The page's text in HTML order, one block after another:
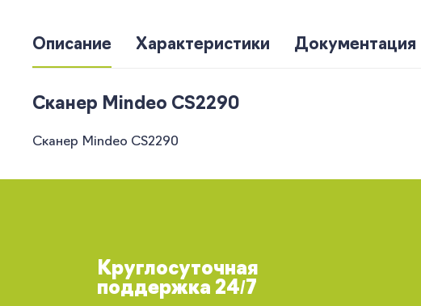
Описание Характеристики Документация
Сканер Mindeo CS2290
Сканер Mindeo CS2290
Круглосуточная
поддержка 24/7